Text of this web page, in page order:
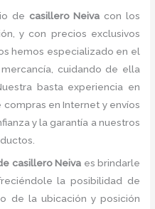
de casillero Neiva con los
y con precios exclusivos
hemos especializado en el
cuidando de ella
basta experiencia en
en Internet y envíos
y la garantía a nuestros
casillero Neiva es brindarle
la posibilidad de
de la ubicación y posición